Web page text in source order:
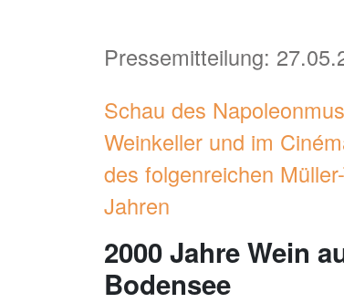
Pressemitteilung:
Schau des
Weinkeller und im
des folgenreichen
Jahren
2000 Jahre Wein
Bodensee